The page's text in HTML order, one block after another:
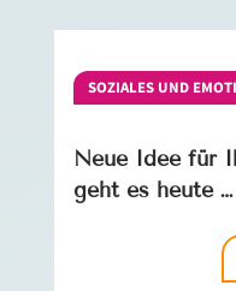
SOZIALES UND
Neue Idee für
geht es heute …